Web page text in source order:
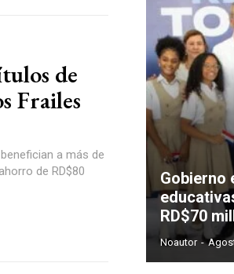
de
Frailes
a más de
de RD$80
Gobierno
RD$70
Noautor -